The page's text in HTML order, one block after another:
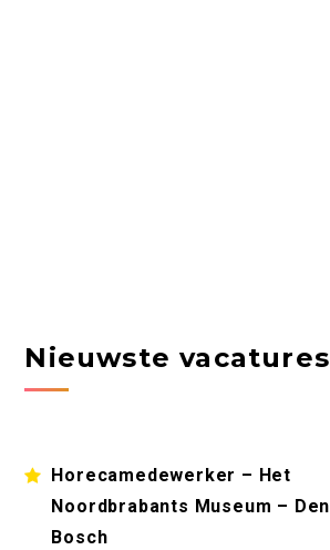
Nieuwste vacatures
Horecamedewerker – Het
Noordbrabants Museum – Den
Bosch